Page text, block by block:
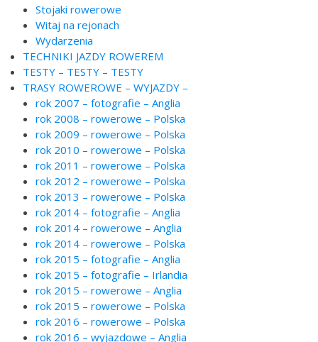
Stojaki rowerowe
Witaj na rejonach
Wydarzenia
TECHNIKI JAZDY ROWEREM
TESTY – TESTY – TESTY
TRASY ROWEROWE – WYJAZDY –
rok 2007 – fotografie – Anglia
rok 2008 – rowerowe – Polska
rok 2009 – rowerowe – Polska
rok 2010 – rowerowe – Polska
rok 2011 – rowerowe – Polska
rok 2012 – rowerowe – Polska
rok 2013 – rowerowe – Polska
rok 2014 – fotografie – Anglia
rok 2014 – rowerowe – Anglia
rok 2014 – rowerowe – Polska
rok 2015 – fotografie – Anglia
rok 2015 – fotografie – Irlandia
rok 2015 – rowerowe – Anglia
rok 2015 – rowerowe – Polska
rok 2016 – rowerowe – Polska
rok 2016 – wyjazdowe – Anglia